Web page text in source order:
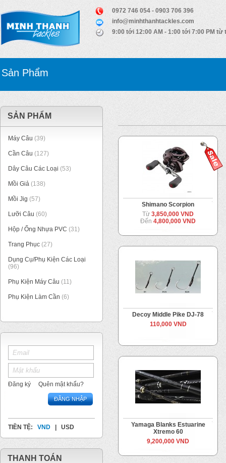
0972 746 054 - 0903 706 396
info@minhthanhtackles.com
9:00 tới 12:00 AM - 1:00 tới 7:00 PM từ
Sản Phẩm
SẢN PHẨM
Máy Câu (39)
Cần Câu (127)
Dây Câu Các Loại (53)
Mồi Giả (138)
Mồi Jig (57)
Lưỡi Câu (60)
Hộp / Ống Nhựa PVC (31)
Trang Phục (27)
Dụng Cụ/Phụ Kiện Các Loại
(96)
Phụ Kiện Máy Câu (11)
Phụ Kiện Làm Cần (6)
Đăng ký Quên mật khẩu?
ĐĂNG NHẬP
TIỀN TỆ: VND USD
THANH TOÁN
Shimano Scorpion
Từ 3,850,000 VND
Đến 4,800,000 VND
Decoy Middle Pike DJ-78
110,000 VND
Yamaga Blanks Estuarine
Xtremo 60
9,200,000 VND